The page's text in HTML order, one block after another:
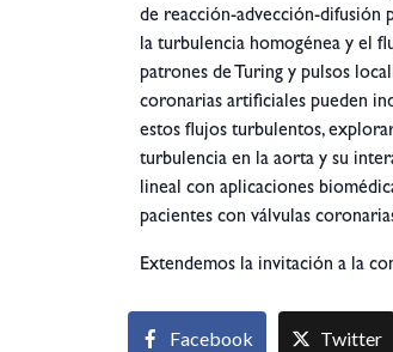
de reacción-advección-difusión
la turbulencia homogénea y el
patrones de Turing y pulsos
coronarias artificiales pueden
estos flujos turbulentos,
turbulencia en la aorta y su
lineal con aplicaciones
pacientes con válvulas
Extendemos la invitación a la
Facebook Twitter